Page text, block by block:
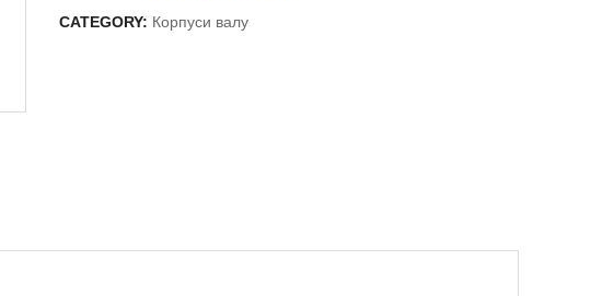
CATEGORY: Корпуси валу